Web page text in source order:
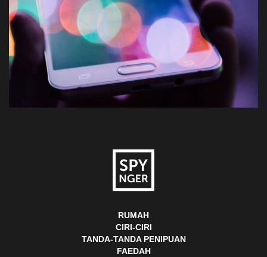
RUMAH
CIRI-CIRI
TANDA-TANDA PENIPUAN
FAEDAH